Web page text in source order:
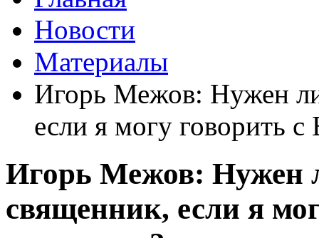
Новости
Материалы
Игорь Межов: Нужен
если я могу говорить
Игорь Межов: Нужен
священник, если я